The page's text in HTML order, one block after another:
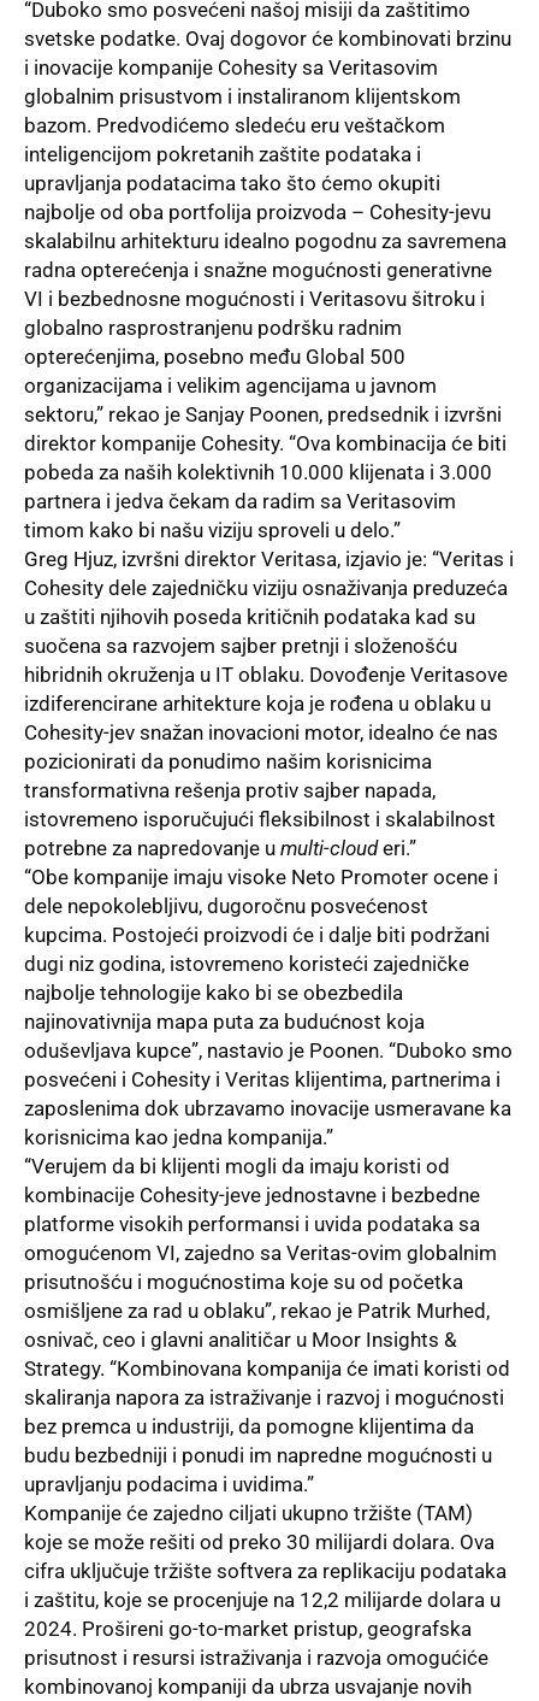
“Duboko smo posvećeni našoj misiji da zaštitimo
svetske podatke. Ovaj dogovor će kombinovati brzinu
i inovacije kompanije Cohesity sa Veritasovim
globalnim prisustvom i instaliranom klijentskom
bazom. Predvodićemo sledeću eru veštačkom
inteligencijom pokretanih zaštite podataka i
upravljanja podatacima tako što ćemo okupiti
najbolje od oba portfolija proizvoda – Cohesity-jevu
skalabilnu arhitekturu idealno pogodnu za savremena
radna opterećenja i snažne mogućnosti generativne
VI i bezbednosne mogućnosti i Veritasovu šitroku i
globalno rasprostranjenu podršku radnim
opterećenjima, posebno među Global 500
organizacijama i velikim agencijama u javnom
sektoru,” rekao je Sanjay Poonen, predsednik i izvršni
direktor kompanije Cohesity. “Ova kombinacija će biti
pobeda za naših kolektivnih 10.000 klijenata i 3.000
partnera i jedva čekam da radim sa Veritasovim
timom kako bi našu viziju sproveli u delo.”
Greg Hjuz, izvršni direktor Veritasa, izjavio je: “Veritas i
Cohesity dele zajedničku viziju osnaživanja preduzeća
u zaštiti njihovih poseda kritičnih podataka kad su
suočena sa razvojem sajber pretnji i složenošću
hibridnih okruženja u IT oblaku. Dovođenje Veritasove
izdiferencirane arhitekture koja je rođena u oblaku u
Cohesity-jev snažan inovacioni motor, idealno će nas
pozicionirati da ponudimo našim korisnicima
transformativna rešenja protiv sajber napada,
istovremeno isporučujući fleksibilnost i skalabilnost
potrebne za napredovanje u multi-clouderi.”
“Obe kompanije imaju visoke Neto Promoter ocene i
dele nepokolebljivu, dugoročnu posvećenost
kupcima. Postojeći proizvodi će i dalje biti podržani
dugi niz godina, istovremeno koristeći zajedničke
najbolje tehnologije kako bi se obezbedila
najinovativnija mapa puta za budućnost koja
oduševljava kupce”, nastavio je Poonen. “Duboko smo
posvećeni i Cohesity i Veritas klijentima, partnerima i
zaposlenima dok ubrzavamo inovacije usmeravane ka
korisnicima kao jedna kompanija.”
“Verujem da bi klijenti mogli da imaju koristi od
kombinacije Cohesity-jeve jednostavne i bezbedne
platforme visokih performansi i uvida podataka sa
omogućenom VI, zajedno sa Veritas-ovim globalnim
prisutnošću i mogućnostima koje su od početka
osmišljene za rad u oblaku”, rekao je Patrik Murhed,
osnivač, ceo i glavni analitičar u Moor Insights &
Strategy. “Kombinovana kompanija će imati koristi od
skaliranja napora za istraživanje i razvoj i mogućnosti
bez premca u industriji, da pomogne klijentima da
budu bezbedniji i ponudi im napredne mogućnosti u
upravljanju podacima i uvidima.”
Kompanije će zajedno ciljati ukupno tržište (TAM)
koje se može rešiti od preko 30 milijardi dolara. Ova
cifra uključuje tržište softvera za replikaciju podataka
i zaštitu, koje se procenjuje na 12,2 milijarde dolara u
2024. Prošireni go-to-market pristup, geografska
prisutnost i resursi istraživanja i razvoja omogućiće
kombinovanoj kompaniji da ubrza usvajanje novih